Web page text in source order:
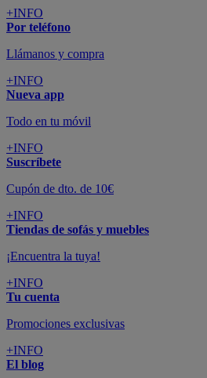
+INFO
Por teléfono
Llámanos y compra
+INFO
Nueva app
Todo en tu móvil
+INFO
Suscríbete
Cupón de dto. de 10€
+INFO
Tiendas de sofás y muebles
¡Encuentra la tuya!
+INFO
Tu cuenta
Promociones exclusivas
+INFO
El blog